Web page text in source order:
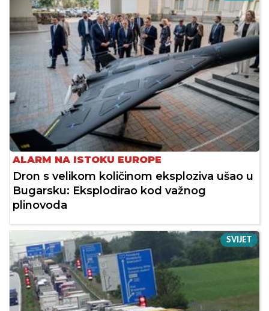
ALARM NA ISTOKU EUROPE
Dron s velikom količinom eksploziva ušao u
Bugarsku: Eksplodirao kod važnog
plinovoda
SVIJET